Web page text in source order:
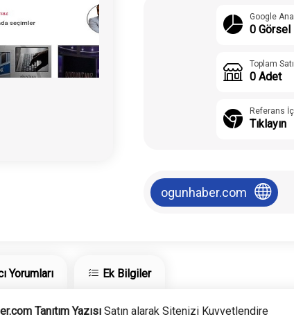
Google
0 Görsel
Toplam
0 Adet
Referans
Tıklayın
ogunhaber.com
Yorumları Ek Bilgiler
Tanıtım YazısıSatın alarak Sitenizi Kuvvetlendire